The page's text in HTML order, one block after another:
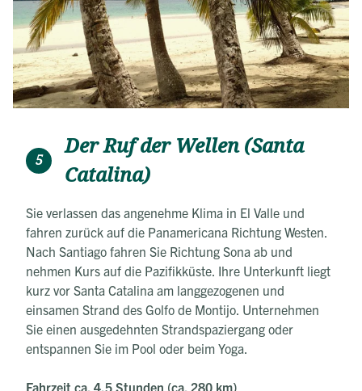
5
Der Ruf der Wellen (Santa
Catalina)
Sie verlassen das angenehme Klima in El Valle und
fahren zurück auf die Panamericana Richtung Westen.
Nach Santiago fahren Sie Richtung Sona ab und
nehmen Kurs auf die Pazifikküste. Ihre Unterkunft liegt
kurz vor Santa Catalina am langgezogenen und
einsamen Strand des Golfo de Montijo. Unternehmen
Sie einen ausgedehnten Strandspaziergang oder
entspannen Sie im Pool oder beim Yoga.
Fahrzeit ca. 4,5 Stunden (ca. 280 km)